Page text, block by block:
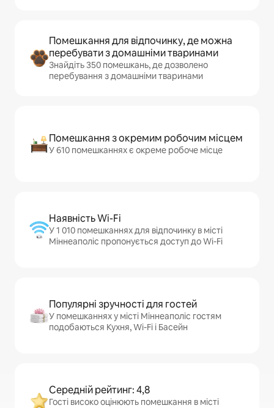
Помешкання для відпочинку, де можна
перебувати з домашніми тваринами
Знайдіть 350 помешкань, де дозволено
перебування з домашніми тваринами
Помешкання з окремим робочим місцем
У 610 помешканнях є окреме робоче місце
Наявність Wi-Fi
У 1 010 помешканнях для відпочинку в місті
Міннеаполіс пропонується доступ до Wi-Fi
Популярні зручності для гостей
У помешканнях у місті Міннеаполіс гостям
подобаються Кухня, Wi-Fi і Басейн
Середній рейтинг: 4,8
Гості високо оцінюють помешкання в місті